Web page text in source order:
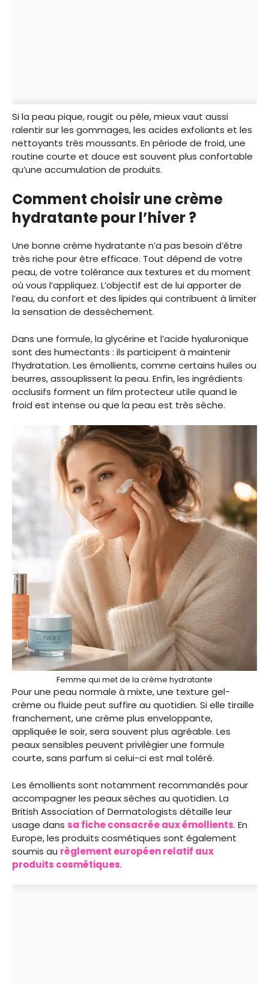
Si la peau pique, rougit ou pèle, mieux vaut aussi
ralentir sur les gommages, les acides exfoliants et les
nettoyants très moussants. En période de froid, une
routine courte et douce est souvent plus confortable
qu’une accumulation de produits.
Comment choisir une crème
hydratante pour l’hiver ?
Une bonne crème hydratante n’a pas besoin d’être
très riche pour être efficace. Tout dépend de votre
peau, de votre tolérance aux textures et du moment
où vous l’appliquez. L’objectif est de lui apporter de
l’eau, du confort et des lipides qui contribuent à limiter
la sensation de dessèchement.
Dans une formule, la glycérine et l’acide hyaluronique
sont des humectants : ils participent à maintenir
l’hydratation. Les émollients, comme certains huiles ou
beurres, assouplissent la peau. Enfin, les ingrédients
occlusifs forment un film protecteur utile quand le
froid est intense ou que la peau est très sèche.
Femme qui met de la crème hydratante
Pour une peau normale à mixte, une texture gel-
crème ou fluide peut suffire au quotidien. Si elle tiraille
franchement, une crème plus enveloppante,
appliquée le soir, sera souvent plus agréable. Les
peaux sensibles peuvent privilégier une formule
courte, sans parfum si celui-ci est mal toléré.
Les émollients sont notamment recommandés pour
accompagner les peaux sèches au quotidien. La
British Association of Dermatologists détaille leur
usage dans sa fiche consacrée aux émollients. En
Europe, les produits cosmétiques sont également
soumis au règlement européen relatif aux
produits cosmétiques.